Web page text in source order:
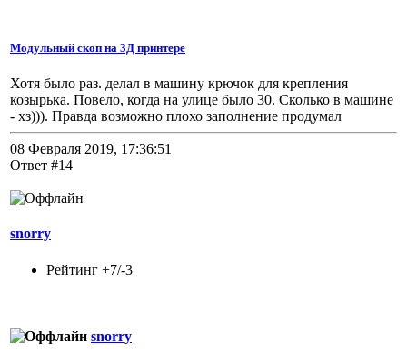
Модульный скоп на 3Д принтере
Хотя было раз. делал в машину крючок для крепления
козырька. Повело, когда на улице было 30. Сколько в машине
- хз))). Правда возможно плохо заполнение продумал
08 Февраля 2019, 17:36:51
Ответ #14
snorry
Рейтинг +7/-3
snorry